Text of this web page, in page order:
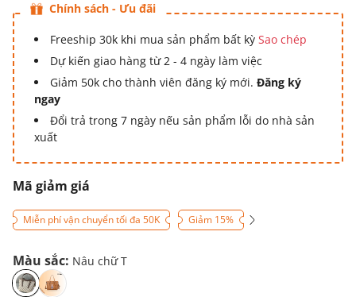
Chính sách - Ưu đãi
Freeship 30k khi mua sản phẩm bất kỳ Sao chép
Dự kiến giao hàng từ 2 - 4 ngày làm việc
Giảm 50k cho thành viên đăng ký mới. Đăng ký
ngay
Đổi trả trong 7 ngày nếu sản phẩm lỗi do nhà sản
xuất
Mã giảm giá
Miễn phí vận chuyển tối đa 50K Giảm 15%
Màu sắc: Nâu chữ T